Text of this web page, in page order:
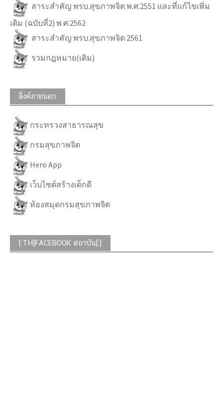
สาระสำคัญ พรบ.สุขภาพจิต พ.ศ.2551 และที่แก้ไขเพิ่ม
เติม (ฉบับที่2) พ.ศ.2562
สาระสำคัญ พรบ.สุขภาพจิต 2561
รวมกฎหมาย(เดิม)
ลิงค์ภายนอก
กระทรวงสาธารณสุข
กรมสุขภาพจิต
Hero App
เว็บไซต์สร้างเด็กดี
ห้องสมุดกรมสุขภาพจิต
[:TH]FACEBOOK สถาบัน[:]